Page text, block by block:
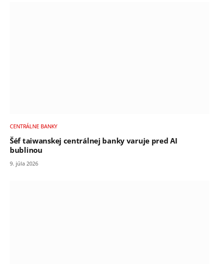
CENTRÁLNE BANKY
Šéf taiwanskej centrálnej banky varuje pred AI
bublinou
9. júla 2026